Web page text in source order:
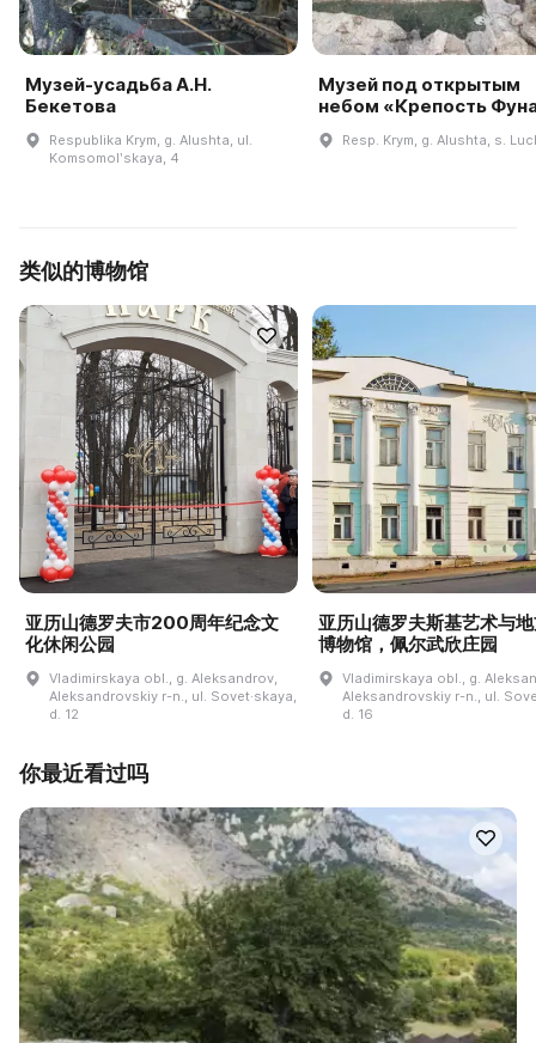
Музей-усадьба А.Н.
Бекетова
Respublika Krym, g. Alushta, ul.
Komsomolʹskaya, 4
Музей под открытым
небом «Крепость
Resp. Krym, g. Alushta, s.
类似的博物馆
亚历山德罗夫市200周年纪念文
化休闲公园
Vladimirskaya obl., g. Aleksandrov,
Aleksandrovskiy r-n., ul. Sovet·skaya,
d. 12
亚历山德罗夫斯基艺术与
博物馆，佩尔武欣庄园
Vladimirskaya obl., g.
Aleksandrovskiy r-n., ul.
d. 16
你最近看过吗